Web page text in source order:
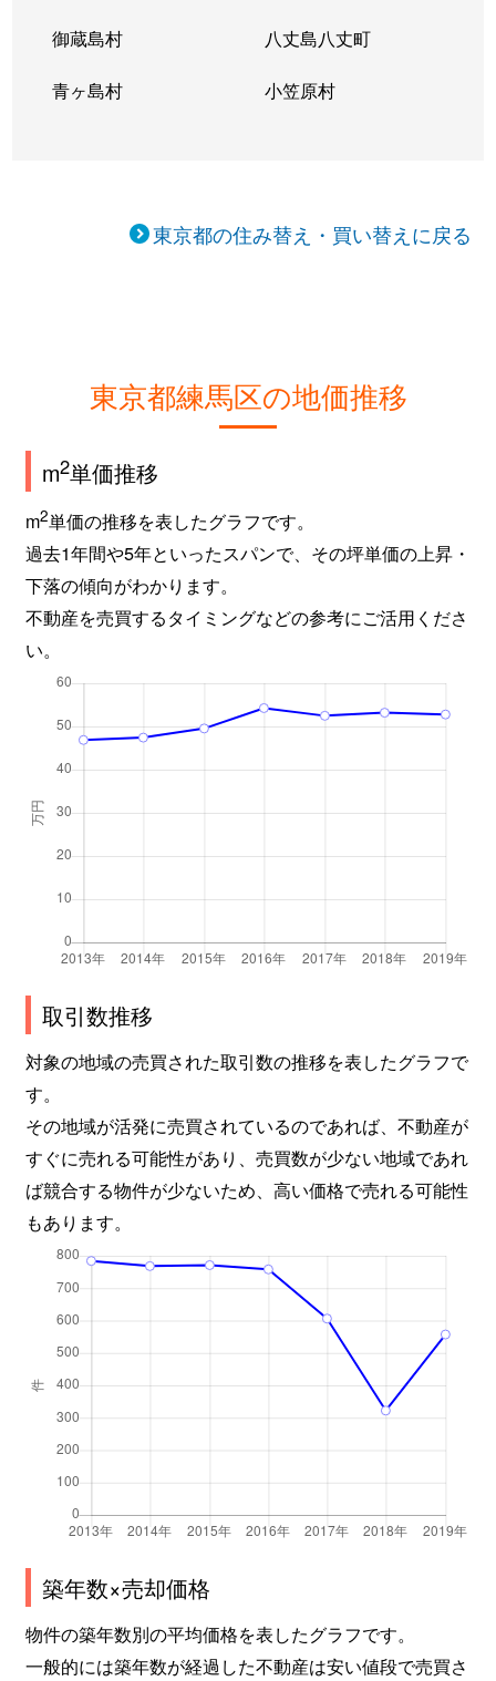
御蔵島村 八丈島八丈町
青ヶ島村 小笠原村
東京都の住み替え・買い替えに戻る
東京都練馬区の地価推移
m2単価推移
m2単価の推移を表したグラフです。
過去1年間や5年といったスパンで、その坪単価の上昇・
下落の傾向がわかります。
不動産を売買するタイミングなどの参考にご活用くださ
い。
取引数推移
対象の地域の売買された取引数の推移を表したグラフで
す。
その地域が活発に売買されているのであれば、不動産が
すぐに売れる可能性があり、売買数が少ない地域であれ
ば競合する物件が少ないため、高い価格で売れる可能性
もあります。
築年数×売却価格
物件の築年数別の平均価格を表したグラフです。
一般的には築年数が経過した不動産は安い値段で売買さ